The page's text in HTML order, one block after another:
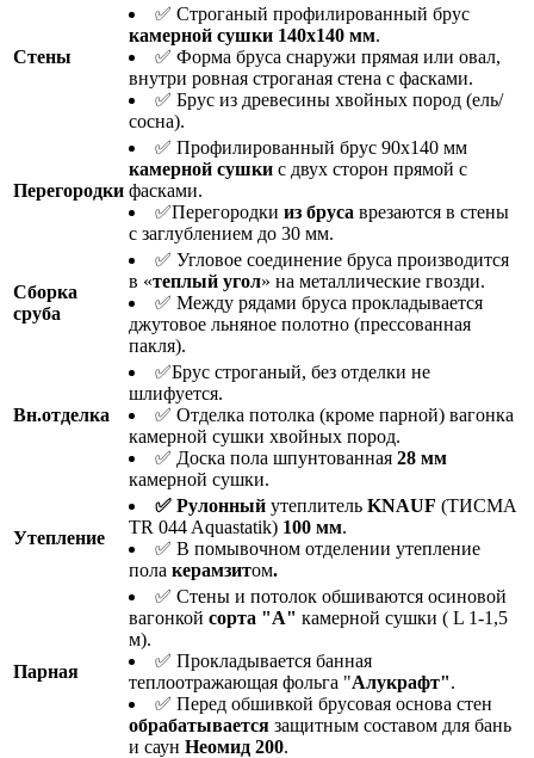
Стены
✅ Строганый профилированный брус
камерной сушки 140х140 мм.
✅ Форма бруса снаружи прямая или овал,
внутри ровная строганая стена с фасками.
✅ Брус из древесины хвойных пород (ель/
сосна).
Перегородки
✅ Профилированный брус 90х140 мм
камерной сушки с двух сторон прямой с
фасками.
✅Перегородки из бруса врезаются в стены
с заглублением до 30 мм.
Сборка
сруба
✅ Угловое соединение бруса производится
в «теплый угол» на металлические гвозди.
✅ Между рядами бруса прокладывается
джутовое льняное полотно (прессованная
пакля).
Вн.отделка
✅Брус строганый, без отделки не
шлифуется.
✅ Отделка потолка (кроме парной) вагонка
камерной сушки хвойных пород.
✅ Доска пола шпунтованная 28 мм
камерной сушки.
Утепление
✅ Рулонный утеплитель KNAUF (ТИСМА
TR 044 Aquastatik) 100 мм.
✅ В помывочном отделении утепление
пола керамзитом.
Парная
✅ Стены и потолок обшиваются осиновой
вагонкой сорта "А" камерной сушки ( L 1-1,5
м).
✅ Прокладывается банная
теплоотражающая фольга "Алукрафт".
✅ Перед обшивкой брусовая основа стен
обрабатывается защитным составом для бань
и саун Неомид 200.